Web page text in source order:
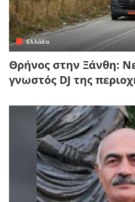
Ελλάδα
Θρήνος στην Ξάνθη:
γνωστός DJ της